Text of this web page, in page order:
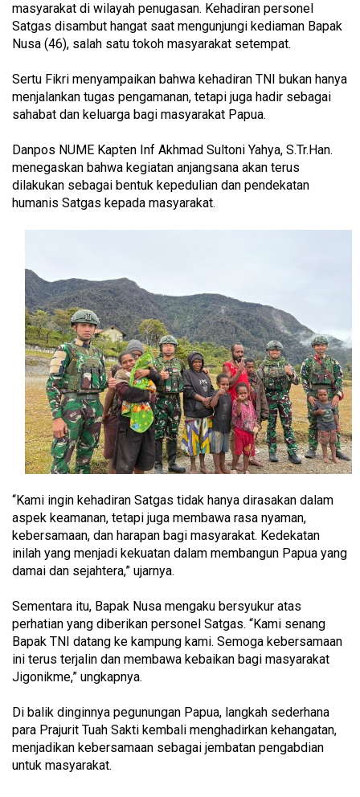
masyarakat di wilayah penugasan. Kehadiran personel
Satgas disambut hangat saat mengunjungi kediaman Bapak
Nusa (46), salah satu tokoh masyarakat setempat.
Sertu Fikri menyampaikan bahwa kehadiran TNI bukan hanya
menjalankan tugas pengamanan, tetapi juga hadir sebagai
sahabat dan keluarga bagi masyarakat Papua.
Danpos NUME Kapten Inf Akhmad Sultoni Yahya, S.Tr.Han.
menegaskan bahwa kegiatan anjangsana akan terus
dilakukan sebagai bentuk kepedulian dan pendekatan
humanis Satgas kepada masyarakat.
“Kami ingin kehadiran Satgas tidak hanya dirasakan dalam
aspek keamanan, tetapi juga membawa rasa nyaman,
kebersamaan, dan harapan bagi masyarakat. Kedekatan
inilah yang menjadi kekuatan dalam membangun Papua yang
damai dan sejahtera,” ujarnya.
Sementara itu, Bapak Nusa mengaku bersyukur atas
perhatian yang diberikan personel Satgas. “Kami senang
Bapak TNI datang ke kampung kami. Semoga kebersamaan
ini terus terjalin dan membawa kebaikan bagi masyarakat
Jigonikme,” ungkapnya.
Di balik dinginnya pegunungan Papua, langkah sederhana
para Prajurit Tuah Sakti kembali menghadirkan kehangatan,
menjadikan kebersamaan sebagai jembatan pengabdian
untuk masyarakat.